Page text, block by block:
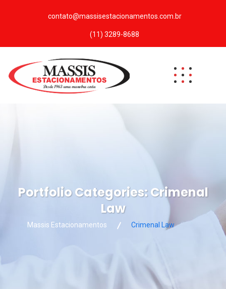
contato@massisestacionamentos.com.br
(11) 3289-8688
Portfolio Categories:Crimenal
Law
Massis Estacionamentos Crimenal Law